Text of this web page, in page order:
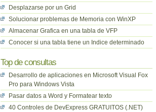
Desplazarse por un Grid
Solucionar problemas de Memoria con WinXP
Almacenar Grafica en una tabla de VFP
Conocer si una tabla tiene un Indice determinado
Top de consultas
Desarrollo de aplicaciones en Microsoft Visual Fox
Pro para Windows Vista
Pasar datos a Word y Formatear texto
40 Controles de DevExpress GRATUITOS (.NET)